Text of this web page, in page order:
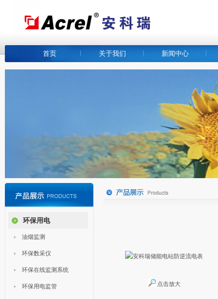
首页 关于我们 新闻中心
环保用电
油烟监测
环保数采仪
环保在线监测系统
环保用电监管 点击放大